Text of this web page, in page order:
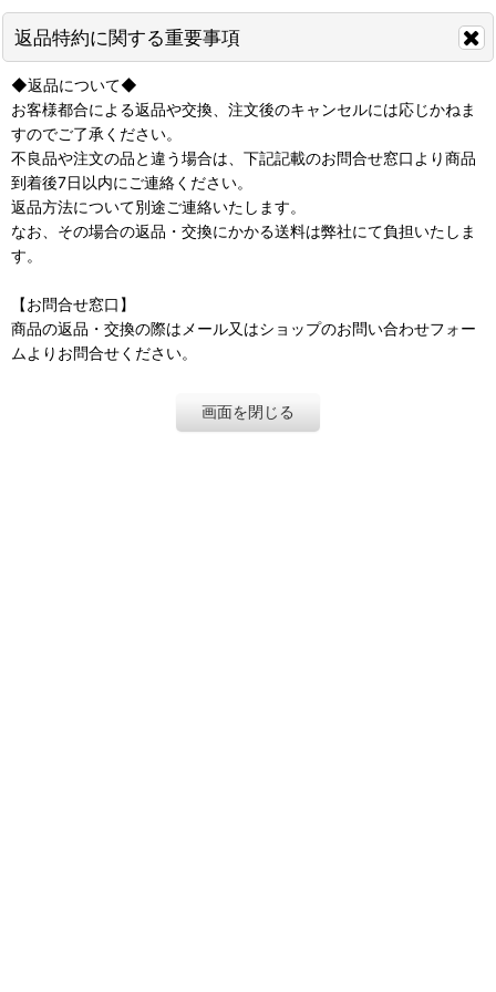
返品特約に関する重要事項
◆返品について◆
お客様都合による返品や交換、注文後のキャンセルには応じかねま
すのでご了承ください。
不良品や注文の品と違う場合は、下記記載のお問合せ窓口より商品
到着後7日以内にご連絡ください。
返品方法について別途ご連絡いたします。
なお、その場合の返品・交換にかかる送料は弊社にて負担いたしま
す。
【お問合せ窓口】
商品の返品・交換の際はメール又はショップのお問い合わせフォー
ムよりお問合せください。
画面を閉じる